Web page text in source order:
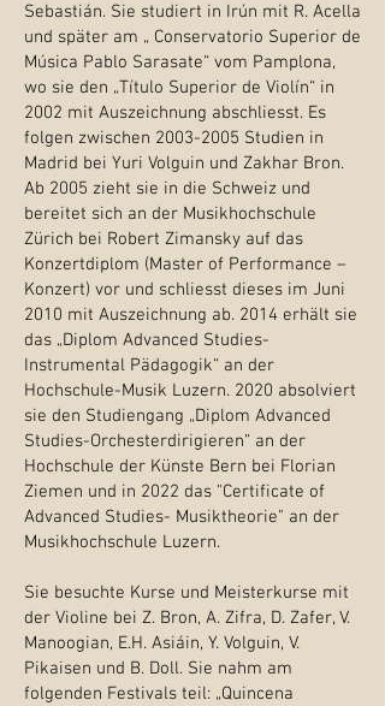
Sebastián. Sie studiert in Irún mit R. Acella
und später am „ Conservatorio Superior de
Música Pablo Sarasate“ vom Pamplona,
wo sie den „Título Superior de Violín“ in
2002 mit Auszeichnung abschliesst. Es
folgen zwischen 2003-2005 Studien in
Madrid bei Yuri Volguin und Zakhar Bron.
Ab 2005 zieht sie in die Schweiz und
bereitet sich an der Musikhochschule
Zürich bei Robert Zimansky auf das
Konzertdiplom (Master of Performance –
Konzert) vor und schliesst dieses im Juni
2010 mit Auszeichnung ab. 2014 erhält sie
das „Diplom Advanced Studies-
Instrumental Pädagogik“ an der
Hochschule-Musik Luzern. 2020 absolviert
sie den Studiengang „Diplom Advanced
Studies-Orchesterdirigieren“ an der
Hochschule der Künste Bern bei Florian
Ziemen und in 2022 das "Certificate of
Advanced Studies- Musiktheorie" an der
Musikhochschule Luzern.
Sie besuchte Kurse und Meisterkurse mit
der Violine bei Z. Bron, A. Zifra, D. Zafer, V.
Manoogian, E.H. Asiáin, Y. Volguin, V.
Pikaisen und B. Doll. Sie nahm am
folgenden Festivals teil: „Quincena